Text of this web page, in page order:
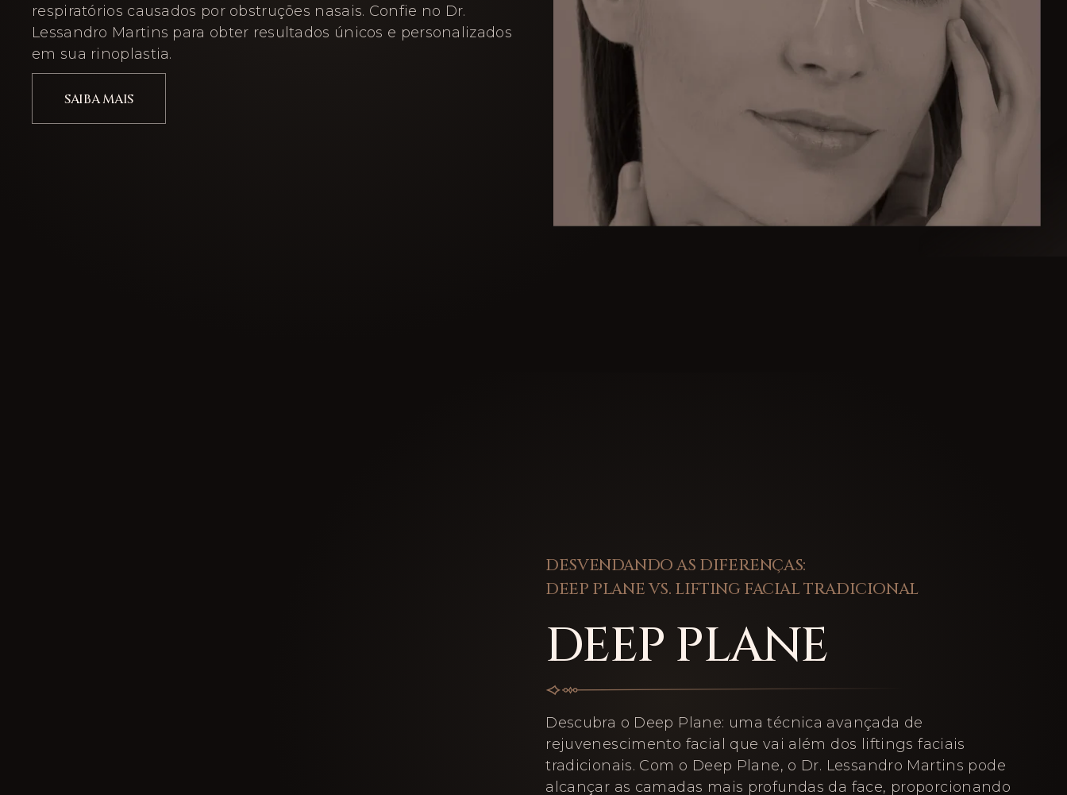
respiratórios causados por obstruções nasais. Confie no Dr.
Lessandro Martins para obter resultados únicos e personalizados
em sua rinoplastia.
SAIBA MAIS
DESVENDANDO AS DIFERENÇAS:
DEEP PLANE VS. LIFTING FACIAL TRADICIONAL
DEEP PLANE
Descubra o Deep Plane: uma técnica avançada de
rejuvenescimento facial que vai além dos liftings faciais
tradicionais. Com o Deep Plane, o Dr. Lessandro Martins pode
alcançar as camadas mais profundas da face, proporcionando